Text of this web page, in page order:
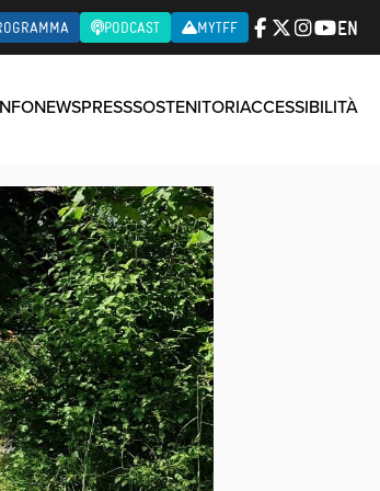
PODCAST MYTFF EN
NEWSPRESSSOSTENITORIACCESSIBILITÀ